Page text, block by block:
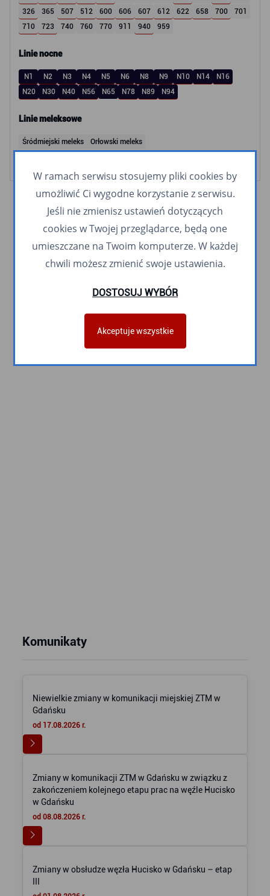
326
365 507 512 600 606 607 612 622 658 700
701
710
723 740 760 770 911 940 959
Linie nocne
N1 N2 N3 N4 N5 N6 N8 N9 N10 N14
N16
N20
N30 N40 N56 N65 N78 N89 N94
Linie meleksowe
Śródmiejski meleks Orłowski meleks
Komunikaty
Niewielkie zmiany w komunikacji miejskiej ZTM w
Gdańsku
od 17.08.2026 r.
Zmiany w komunikacji ZTM w Gdańsku w związku z
zakończeniem kolejnego etapu prac na węźle Hucisko
w Gdańsku
od 08.08.2026 r.
Zmiany w obsłudze węzła Hucisko w Gdańsku – etap
W ramach serwisu stosujemy pliki cookies by
umożliwić Ci wygodne korzystanie z serwisu.
Jeśli nie zmienisz ustawień dotyczących
cookies w Twojej przeglądarce, będą one
umieszczane na Twoim komputerze. W każdej
chwili możesz zmienić swoje ustawienia.
DOSTOSUJ WYBÓR
Akceptuje wszystkie